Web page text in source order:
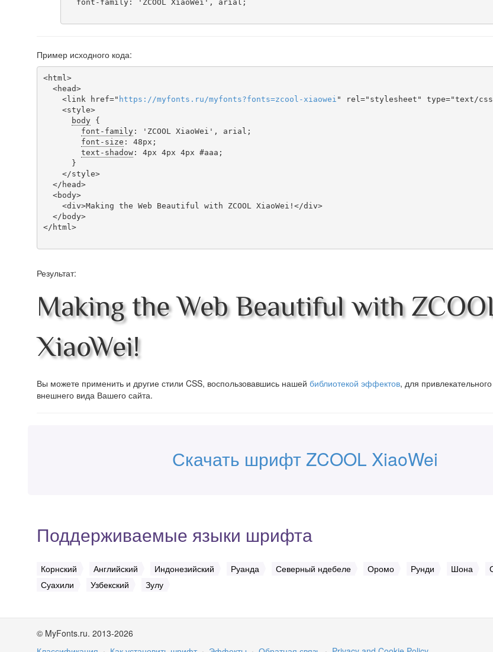
Пример исходного кода:
<html>
    <link href="
https ://myfonts . ru /myfonts?fonts=zcool-xiaowei " rel="stylesheet" type="text/
body {
font-family: 'ZCOOL XiaoWei', arial;
font-size : 48px;
text-shadow: 4px 4px 4px #aaa;
</html>
Результат:
Making the Web Beautiful with
XiaoWei!
Вы можете применить и другие стили CSS, воспользовавшись нашей библиотекой эффектов, для
внешнего вида Вашего сайта.
Скачать шрифт ZCOOL XiaoWei
Поддерживаемые языки шрифта
Корнский Английский Индонезийский Руанда Северный ндебеле Оромо Рунди Шона
Суахили
Узбекский Зулу
© MyFonts.ru. 2013-2026